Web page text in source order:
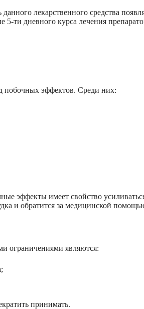
лекарственного средства
ти дневного курса лечения
эффектов. Среди них:
эффекты имеет свойство
и обратится за медицинской
ограничениями являются:
принимать.